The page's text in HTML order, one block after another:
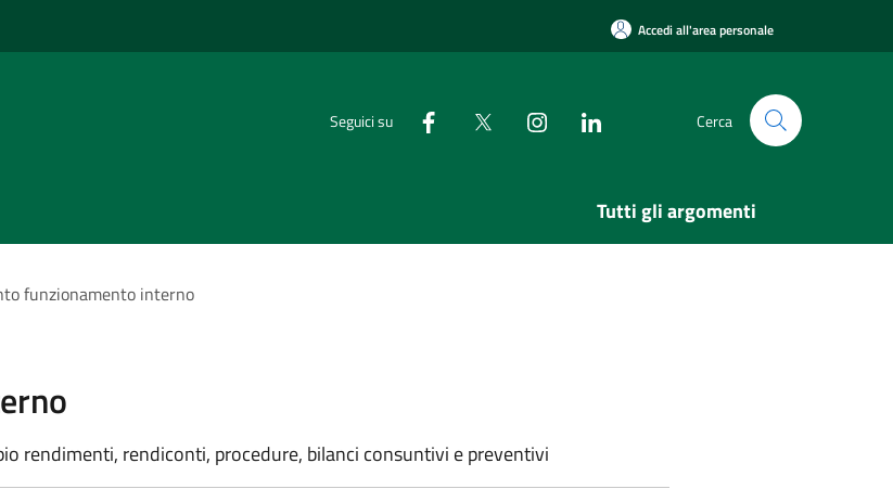
Accedi all'area personale
Seguici su Cerca
Tutti gli argomenti
funzionamento interno
rendimenti, rendiconti, procedure, bilanci consuntivi e preventivi